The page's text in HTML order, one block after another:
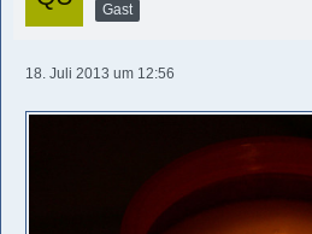
Gast
18. Juli 2013 um 12:56